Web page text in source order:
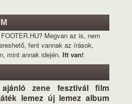
Megvan az is, nem
fent vannak az írások,
mint annak idején. Itt van!
ajánló zene fesztivál film
lemez új lemez album